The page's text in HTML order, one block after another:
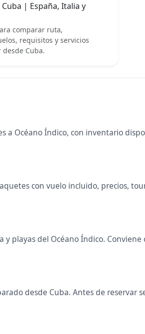
| España, Italia y
comparar ruta,
requisitos y servicios
Cuba.
Océano Índico, con inventario
con vuelo incluido, precios,
playas del Océano Índico.
desde Cuba. Antes de reservar